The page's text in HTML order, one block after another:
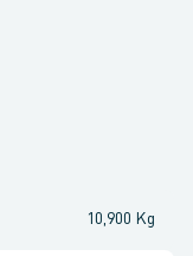
10,900 Kg